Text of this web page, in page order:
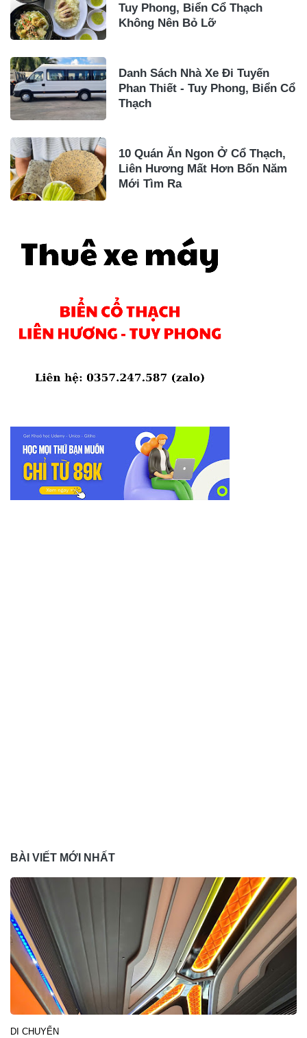
Tuy Phong, Biển Cổ Thạch
Không Nên Bỏ Lỡ
Danh Sách Nhà Xe Đi Tuyến
Phan Thiết - Tuy Phong, Biển Cổ
Thạch
10 Quán Ăn Ngon Ở Cổ Thạch,
Liên Hương Mất Hơn Bốn Năm
Mới Tìm Ra
BÀI VIẾT MỚI NHẤT
DI CHUYỂN